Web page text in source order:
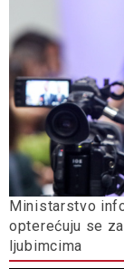
Ministarstvo
opterećuju se
ljubimcima